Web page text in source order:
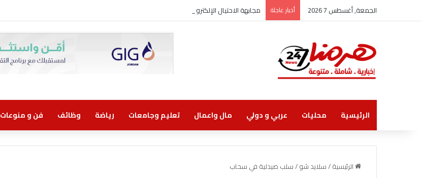
الجمعة, أغسطس 7 2026 أخبار عاجلة مجابهة الاحتيال الإلكتروني مسؤولية مشتركة
الرئيسية محليات عربي و دولي مال واعمال تعليم وجامعات رياضة وظائف فن و منوعات
الرئيسية/سلايد شو/سلب صيدلية في سحاب